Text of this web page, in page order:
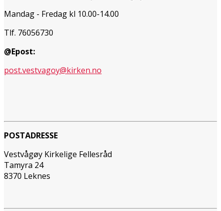
Mandag - Fredag kl 10.00-14.00
Tlf. 76056730
@Epost:
post.vestvagoy@kirken.no
POSTADRESSE
Vestvågøy Kirkelige Fellesråd
Tamyra 24
8370 Leknes